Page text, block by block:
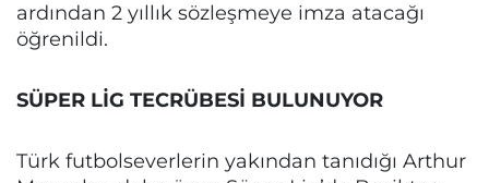
ardından 2 yıllık sözleşmeye imza atacağı
öğrenildi.
SÜPER LİG TECRÜBESİ BULUNUYOR
Türk futbolseverlerin yakından tanıdığı Arthur